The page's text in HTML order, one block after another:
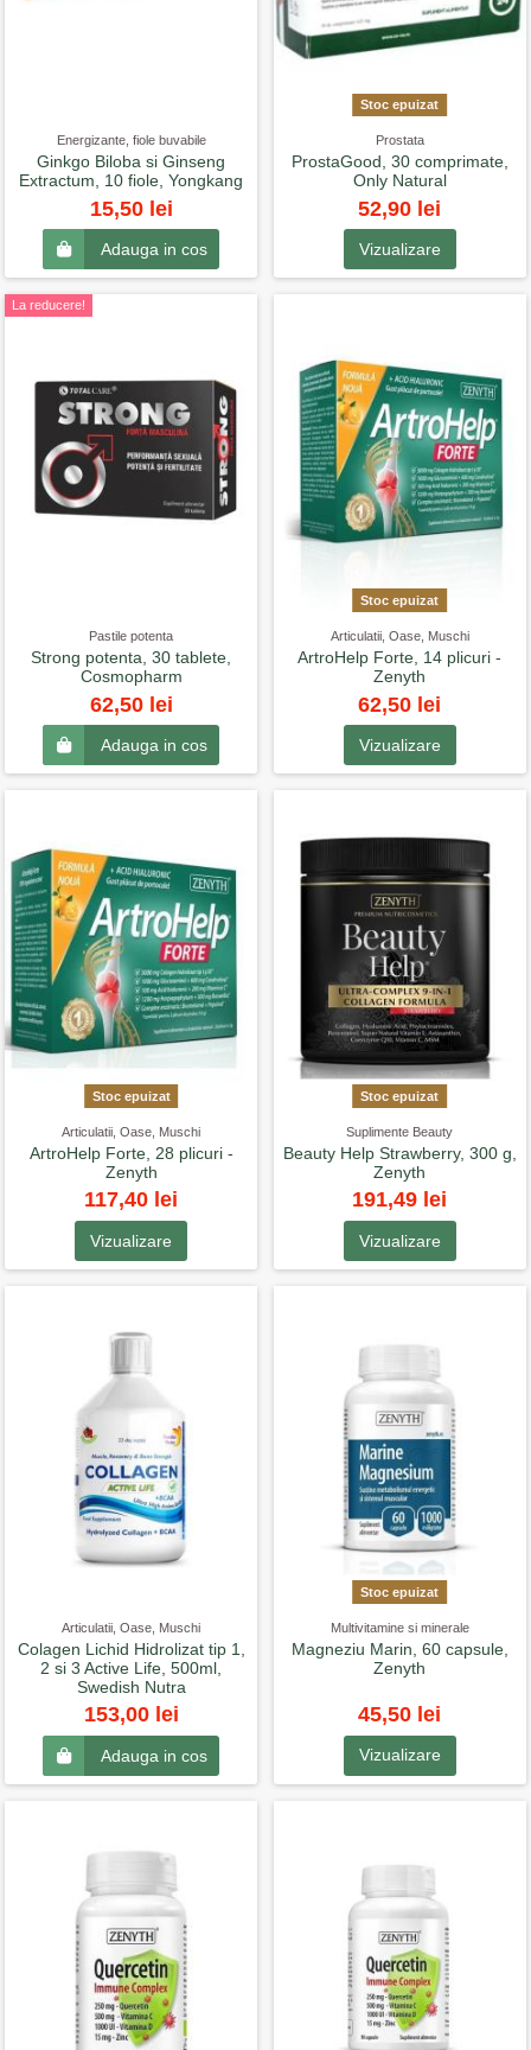
Energizante, fiole buvabile
Ginkgo Biloba si Ginseng
Extractum, 10 fiole, Yongkang
15,50 lei
Adauga in cos
Stoc epuizat
Prostata
ProstaGood, 30 comprimate,
Only Natural
52,90 lei
Vizualizare
La reducere!
Pastile potenta
Strong potenta, 30 tablete,
Cosmopharm
62,50 lei
Adauga in cos
Stoc epuizat
Articulatii, Oase, Muschi
ArtroHelp Forte, 14 plicuri -
Zenyth
62,50 lei
Vizualizare
Stoc epuizat
Articulatii, Oase, Muschi
ArtroHelp Forte, 28 plicuri -
Zenyth
117,40 lei
Vizualizare
Stoc epuizat
Suplimente Beauty
Beauty Help Strawberry, 300 g,
Zenyth
191,49 lei
Vizualizare
Articulatii, Oase, Muschi
Colagen Lichid Hidrolizat tip 1,
2 si 3 Active Life, 500ml,
Swedish Nutra
153,00 lei
Adauga in cos
Stoc epuizat
Multivitamine si minerale
Magneziu Marin, 60 capsule,
Zenyth
45,50 lei
Vizualizare